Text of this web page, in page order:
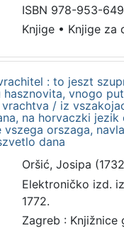
ISBN 978-953-
Knjige• Knjige za
: to jeszt
hasznovita, vnogo
/ iz
na horvaczki jezik
vszega orszaga,
dana
Oršić, Josipa
Elektroničko izd.
1772.
Zagreb : Knjižnice